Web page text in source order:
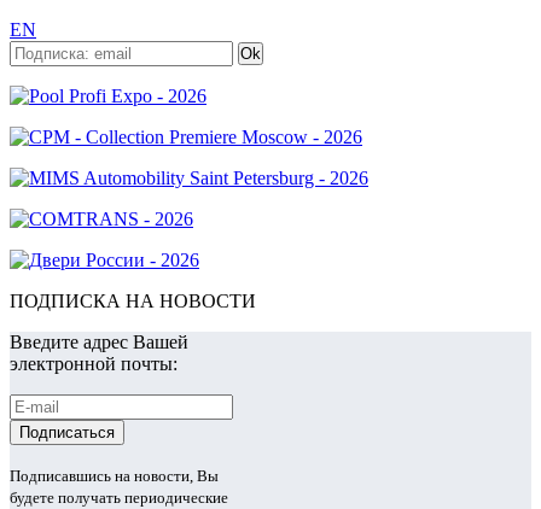
EN
ПОДПИСКА НА НОВОСТИ
Введите адрес Вашей
электронной почты:
Подписавшись на новости, Вы
будете получать периодические